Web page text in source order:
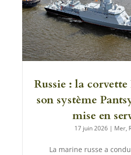
Russie : la
son système
mise en
17 juin 2026| Mer,
La marine russe a